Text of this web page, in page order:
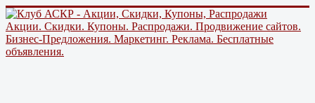
Акции. Скидки. Купоны. Распродажи. Продвижение сайтов.
Бизнес-Предложения. Маркетинг. Реклама. Бесплатные
объявления.